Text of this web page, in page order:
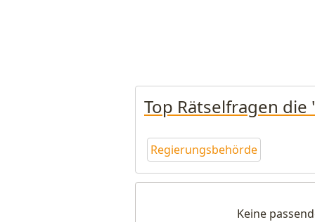
Top Rätselfragen
Regierungsbehörde
Keine